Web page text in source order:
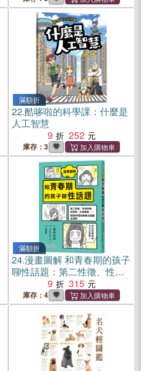
滿額折
22.酷哆啦的科學課：什麼是
人工智慧
9
252
庫存：3
滿額折
24.漫畫圖解 和青春期的孩子
聊性話題：第二性徵、性別
平權、性犯罪……超過30道
性教育必修題全收錄
9 315
庫存：4